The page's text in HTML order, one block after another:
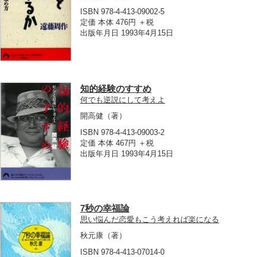
ISBN 978-4-413-09002-5
定価 本体 476円 ＋税
出版年月日 1993年4月15日
知的経験のすすめ
何でも逆説にして考えよ
開高健 （著）
ISBN 978-4-413-09003-2
定価 本体 467円 ＋税
出版年月日 1993年4月15日
7秒の幸福論
思い悩んだ恋愛もこう考えれば楽になる
秋元康 （著）
ISBN 978-4-413-07014-0